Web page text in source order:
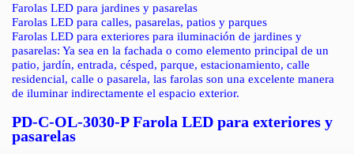
Farolas LED para jardines y pasarelas
Farolas LED para calles, pasarelas, patios y parques
Farolas LED para exteriores para iluminación de jardines y
pasarelas: Ya sea en la fachada o como elemento principal de un
patio, jardín, entrada, césped, parque, estacionamiento, calle
residencial, calle o pasarela, las farolas son una excelente manera
de iluminar indirectamente el espacio exterior.
PD-C-OL-3030-P Farola LED para exteriores y
pasarelas